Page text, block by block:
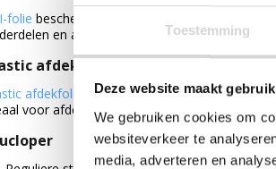
Toestemming
Deze website maakt
We gebruiken cookies om
websiteverkeer te
media, adverteren en
folie beschermt onbehandelde metalen
en andere metalen producten.
afdekfolie
afdekfolie
is een veelzijdige folie van
voor afdekken tijdens de open bouwfase